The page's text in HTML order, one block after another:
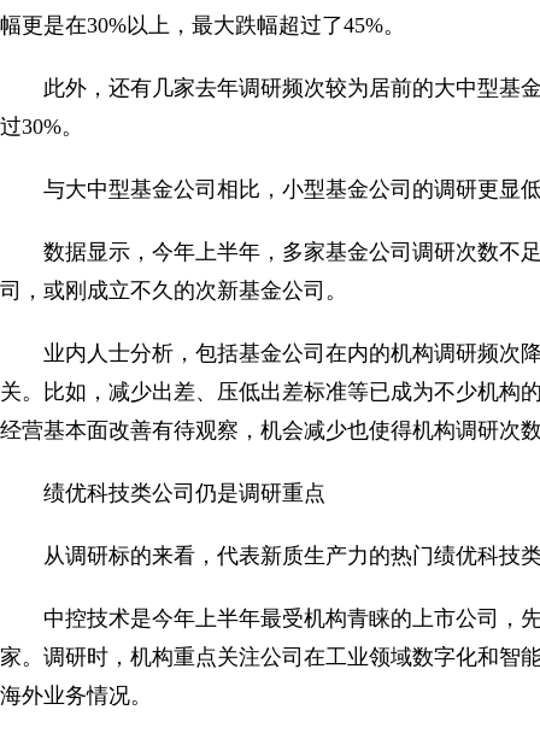
幅更是在30%以上，最大跌幅超过了45%。
此外，还有几家去年调研频次较为居前的大中型基
过30%。
与大中型基金公司相比，小型基金公司的调研更显
数据显示，今年上半年，多家基金公司调研次数不
司，或刚成立不久的次新基金公司。
业内人士分析，包括基金公司在内的机构调研频次
关。比如，减少出差、压低出差标准等已成为不少机构
经营基本面改善有待观察，机会减少也使得机构调研次
绩优科技类公司仍是调研重点
从调研标的来看，代表新质生产力的热门绩优科技
中控技术是今年上半年最受机构青睐的上市公司，
家。调研时，机构重点关注公司在工业领域数字化和智
海外业务情况。